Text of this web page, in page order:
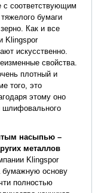
соответствующим
бумаги
Как и все
Klingspor
искусственно.
свойства.
плотный и
того, это
этому оно
шлифовального
насыпью –
металлов
Klingspor
бумажную основу
полностью